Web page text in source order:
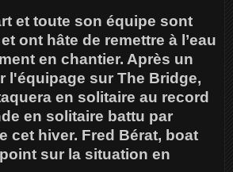
et toute son équipe sont
ont hâte de remettre à l’eau
en chantier. Après un
l'équipage sur The Bridge,
en solitaire au record
en solitaire battu par
cet hiver. Fred Bérat, boat
sur la situation en